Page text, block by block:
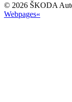
© 2026 ŠKODA
Webpages«